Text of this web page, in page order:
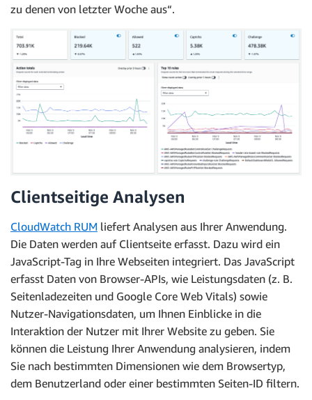
zu denen von letzter Woche aus“.
Clientseitige Analysen
CloudWatch RUM liefert Analysen aus Ihrer Anwendung.
Die Daten werden auf Clientseite erfasst. Dazu wird ein
JavaScript-Tag in Ihre Webseiten integriert. Das JavaScript
erfasst Daten von Browser-APIs, wie Leistungsdaten (z. B.
Seitenladezeiten und Google Core Web Vitals) sowie
Nutzer-Navigationsdaten, um Ihnen Einblicke in die
Interaktion der Nutzer mit Ihrer Website zu geben. Sie
können die Leistung Ihrer Anwendung analysieren, indem
Sie nach bestimmten Dimensionen wie dem Browsertyp,
dem Benutzerland oder einer bestimmten Seiten-ID filtern.